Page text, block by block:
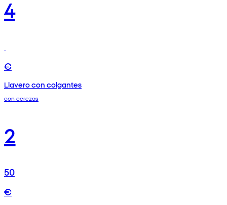
4
€
Llavero con colgantes
con cerezas
2
50
€